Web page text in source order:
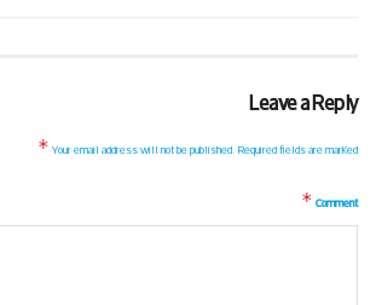
Leave a Reply
Your email address will not be published.Required fields are marked
*
Comment
*